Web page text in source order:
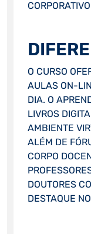
O CURSO
AULAS ON-
DIA. O
LIVROS
AMBIENTE
ALÉM DE
CORPO
DOUTORES
DESTAQUE